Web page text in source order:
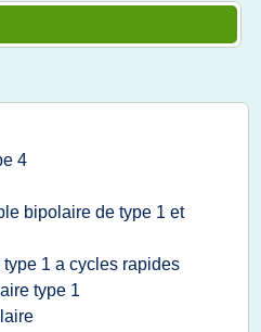
4
bipolaire de type 1 et
1 a cycles rapides
type 1